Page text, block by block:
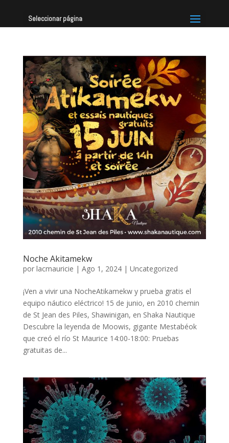
Seleccionar página
Noche Akitamekw
por lacmauricie | Ago 1, 2024| Uncategorized
¡Ven a vivir una NocheAtikamekw y prueba gratis el
equipo náutico eléctrico! 15 de junio, en 2010 chemin
de St Jean des Piles, Shawinigan, en Shaka Nautique
Descubre la leyenda de Moowis, gigante Mestabéok
que creó el río St Maurice 14:00-18:00: Pruebas
gratuitas de...